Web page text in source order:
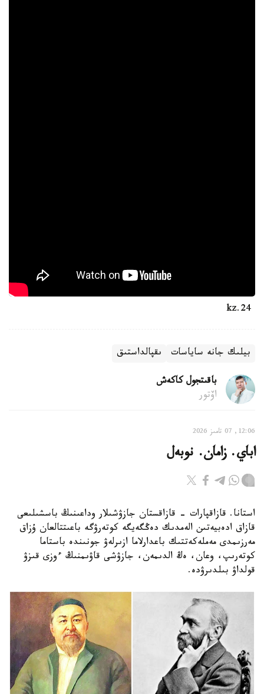
بيلىك جانە ساياسات ىقپالداستىق
باقىتجول كاكەش
اۆتور
12:06, 07 تامىز 2026
اباي. زامان. نوبەل
استانا. قازاقپارات - قازاقستان جازۋشىلار وداعىنىڭ باسشىلىعى
قازاق ادەبيەتىن الەمدىك دەڭگەيگە كوتەرۋگە باعىتتالعان ۇزاق
مەرزىمدى مەملەكەتتىك باعدارلاما ازىرلەۋ جونىندە باستاما
كوتەرىپ، وعان، ەڭ الدىمەن، جازۋشى قاۋىمنىڭ ءوزى قىزۋ
قولداۋ بىلدىرۋدە.